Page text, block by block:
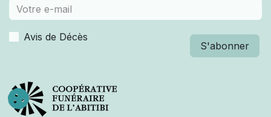
Avis de Décès
S'abonner